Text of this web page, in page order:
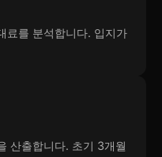
료를 분석합니다. 입지가
산출합니다. 초기 3개월